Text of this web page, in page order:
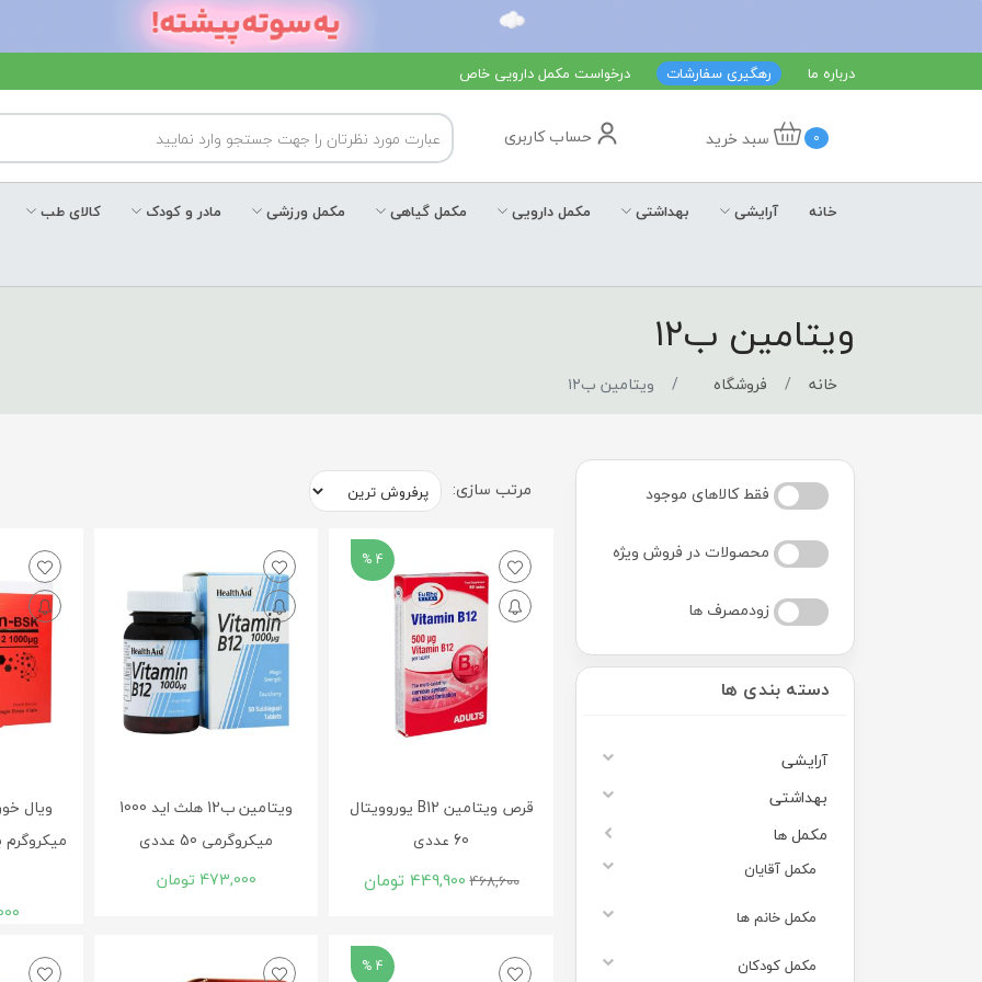
درباره ما رهگیری سفارشات درخواست مکمل دارویی خاص
0 سبد خرید حساب کاربری
خانه آرایشی بهداشتی مکمل دارویی مکمل گیاهی مکمل ورزشی مادر و کودک کالای طب
ویتامین ب۱۲
خانه فروشگاه ویتامین ب۱۲
فقط کالاهای موجود
محصولات در فروش ویژه
زودمصرف ها
دسته بندی ها
آرایشی
بهداشتی
مکمل ها
مکمل آقایان
مکمل خانم ها
مکمل کودکان
مرتب سازی:
4 %
قرص ویتامین B12 یوروویتال
60 عددی
468,600
449,900 تومان
ویتامین ب12 هلث اید 1000
میکروگرمی 50 عددی
473,000 تومان
4 %